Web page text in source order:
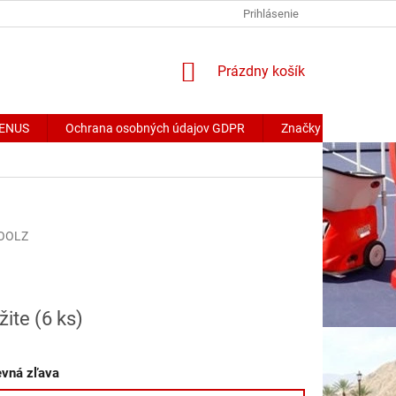
Prihlásenie
NÁKUPNÝ
Prázdny košík
Ochrana osobných údajov GDPR Značky
(6 ks)
zľava